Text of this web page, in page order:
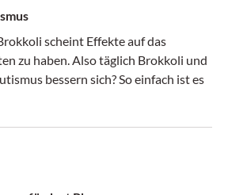
scheint Effekte auf das
zu haben. Also täglich Brokkoli und
bessern sich? So einfach ist es